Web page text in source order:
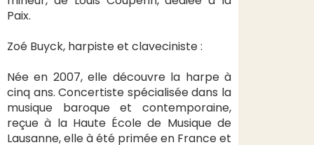
Paix.
Zoé Buyck, harpiste et claveciniste :
Née en 2007, elle découvre la harpe à
cinq ans. Concertiste spécialisée dans la
musique baroque et contemporaine,
reçue à la Haute École de Musique de
Lausanne, elle à été primée en France et